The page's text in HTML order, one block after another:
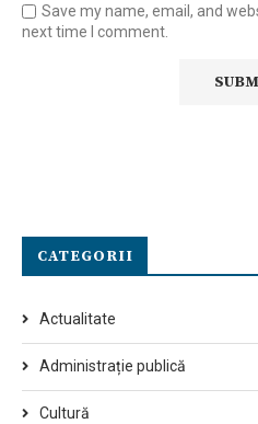
Save my name, email, and
next time I comment.
CATEGORII
Actualitate
Administrație publică
Cultură